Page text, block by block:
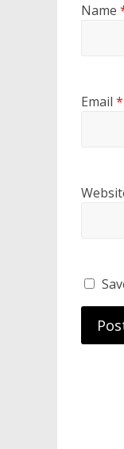
Name
Email *